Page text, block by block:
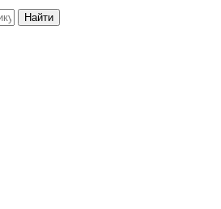
Найти